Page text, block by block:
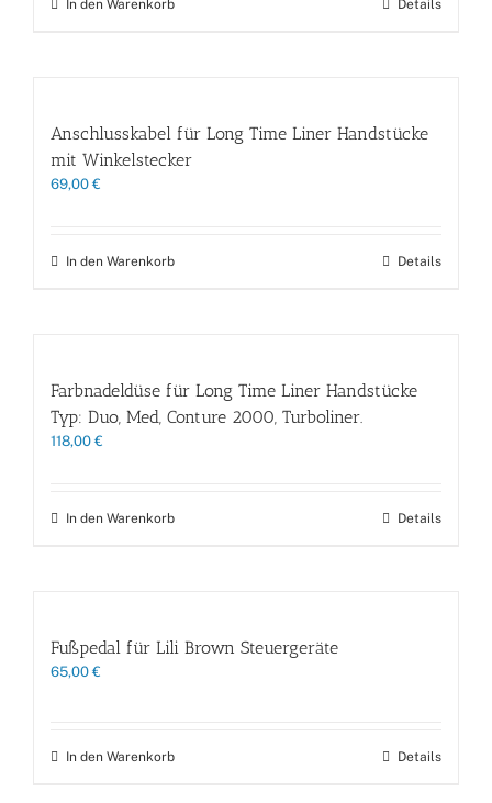
In den Warenkorb Details
Anschlusskabel für Long Time Liner Handstücke
mit Winkelstecker
69,00 €
In den Warenkorb Details
Farbnadeldüse für Long Time Liner Handstücke
Typ: Duo, Med, Conture 2000, Turboliner.
118,00 €
In den Warenkorb Details
Fußpedal für Lili Brown Steuergeräte
65,00 €
In den Warenkorb Details